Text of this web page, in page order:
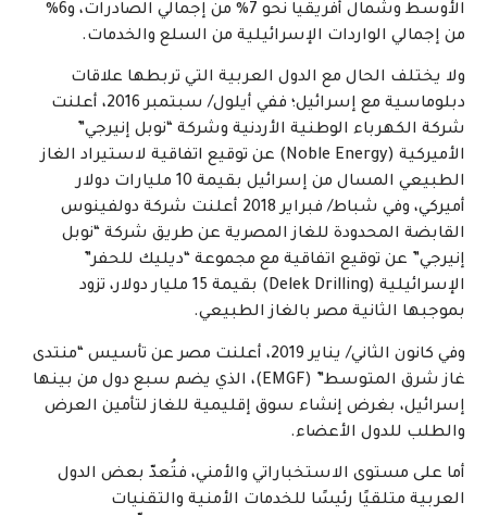
الأوسط وشمال أفريقيا نحو 7% من إجمالي الصادرات، و6%
من إجمالي الواردات الإسرائيلية من السلع والخدمات.
ولا يختلف الحال مع الدول العربية التي تربطها علاقات
دبلوماسية مع إسرائيل؛ ففي أيلول/ سبتمبر 2016، أعلنت
شركة الكهرباء الوطنية الأردنية وشركة “نوبل إنيرجي”
الأميركية (Noble Energy) عن توقيع اتفاقية لاستيراد الغاز
الطبيعي المسال من إسرائيل بقيمة 10 مليارات دولار
أميركي، وفي شباط/ فبراير 2018 أعلنت شركة دولفينوس
القابضة المحدودة للغاز المصرية عن طريق شركة “نوبل
إنيرجي” عن توقيع اتفاقية مع مجموعة “ديليك للحفر”
الإسرائيلية (Delek Drilling) بقيمة 15 مليار دولار، تزود
بموجبها الثانية مصر بالغاز الطبيعي.
وفي كانون الثاني/ يناير 2019، أعلنت مصر عن تأسيس “منتدى
غاز شرق المتوسط” (EMGF)، الذي يضم سبع دول من بينها
إسرائيل، بغرض إنشاء سوق إقليمية للغاز لتأمين العرض
والطلب للدول الأعضاء.
أما على مستوى الاستخباراتي والأمني، فتُعدّ بعض الدول
العربية متلقيًا رئيسًا للخدمات الأمنية والتقنيات